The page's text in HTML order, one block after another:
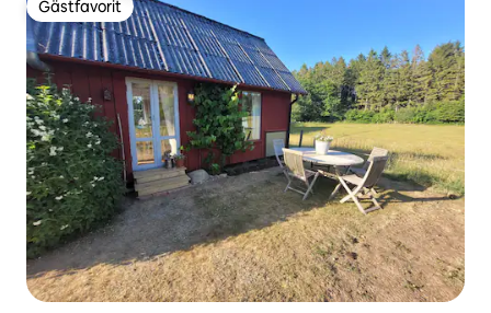
Gästfavorit
Gästfavorit